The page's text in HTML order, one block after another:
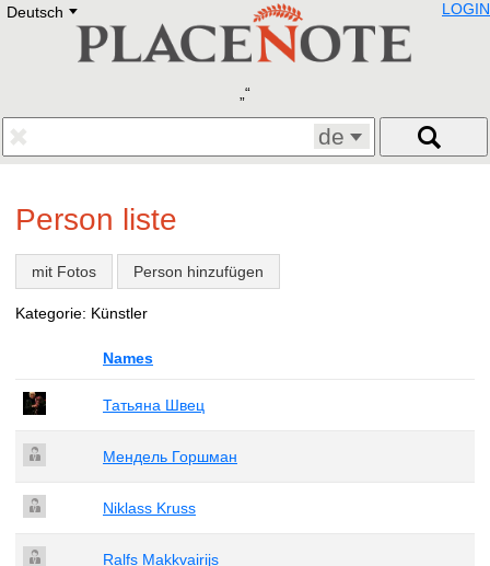
Deutsch E
Deutsch
Francais
Polski
Eestikeelne
LOGIN
de
Person liste
mit Fotos Person hinzufügen
Kategorie: Künstler
Names
Татьяна Швец
Мендель Горшман
Niklass Kruss
Ralfs Makkvairijs